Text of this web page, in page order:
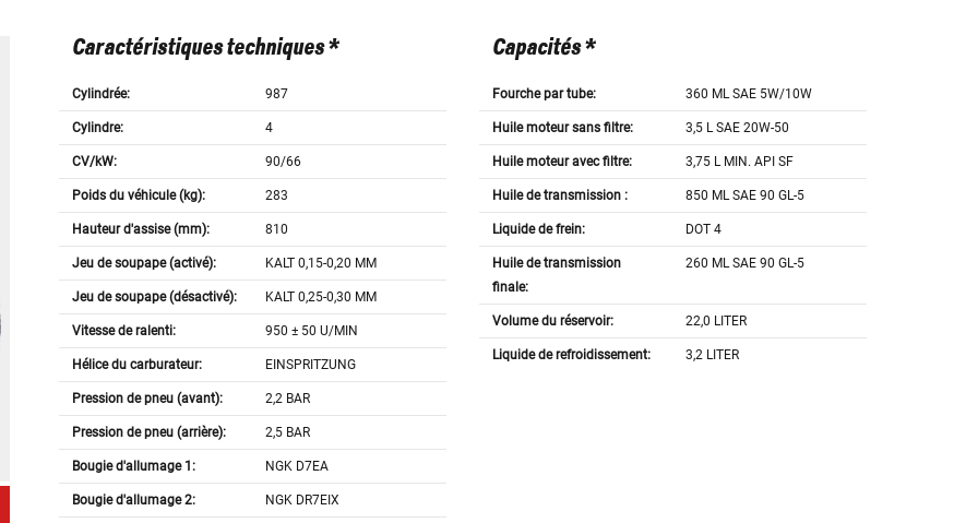
Caractéristiques techniques *
Cylindrée: 987
Cylindre: 4
CV/kW: 90/66
Poids du véhicule (kg): 283
Hauteur d'assise (mm): 810
Jeu de soupape (activé): KALT 0,15-0,20 MM
Jeu de soupape (désactivé): KALT 0,25-0,30 MM
Vitesse de ralenti: 950 ± 50 U/MIN
Hélice du carburateur: EINSPRITZUNG
Pression de pneu (avant): 2,2 BAR
Pression de pneu (arrière): 2,5 BAR
Bougie d'allumage 1: NGK D7EA
Bougie d'allumage 2: NGK DR7EIX
Capacités *
Fourche par tube: 360 ML SAE 5W/10W
Huile moteur sans filtre: 3,5 L SAE 20W-50
Huile moteur avec filtre: 3,75 L MIN. API SF
Huile de transmission : 850 ML SAE 90 GL-5
Liquide de frein: DOT 4
Huile de transmission
finale:
260 ML SAE 90 GL-5
Volume du réservoir: 22,0 LITER
Liquide de refroidissement: 3,2 LITER